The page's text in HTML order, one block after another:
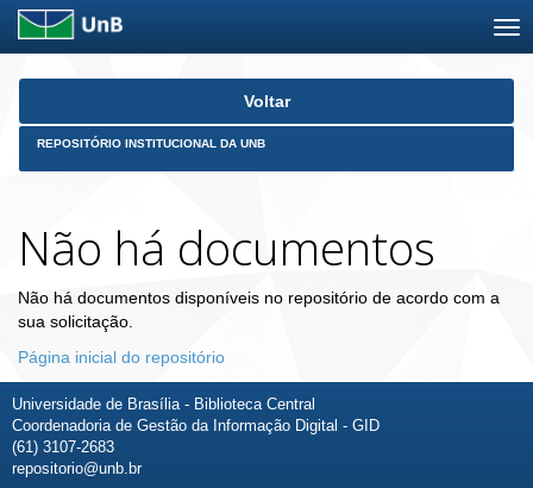
Skip
Voltar
REPOSITÓRIO INSTITUCIONAL DA UNB
Não há documentos
Não há documentos disponíveis no repositório de acordo com a
sua solicitação.
Página inicial do repositório
Universidade de Brasília - Biblioteca Central
Coordenadoria de Gestão da Informação Digital - GID
(61) 3107-2683
repositorio@unb.br